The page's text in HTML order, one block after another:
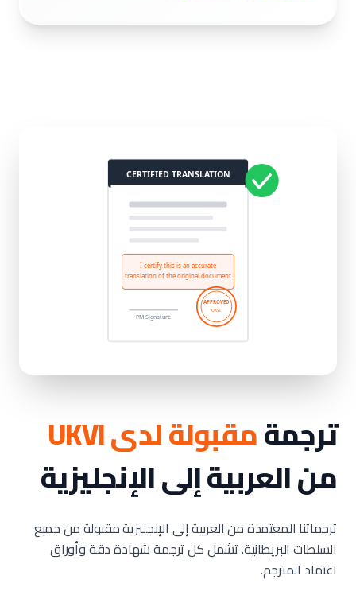
ترجمةمقبولة لدى UKVI
من العربية إلى الإنجليزية
ترجماتنا المعتمدة من العربية إلى الإنجليزية مقبولة من جميع
السلطات البريطانية. تشمل كل ترجمة شهادة دقة وأوراق
اعتماد المترجم.